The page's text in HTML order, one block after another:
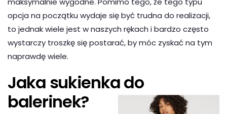
opcja na początku wydaje się być trudna do realizacji,
to jednak wiele jest w naszych rękach i bardzo często
wystarczy troszkę się postarać, by móc zyskać na tym
naprawdę wiele.
Jaka sukienka do
balerinek?